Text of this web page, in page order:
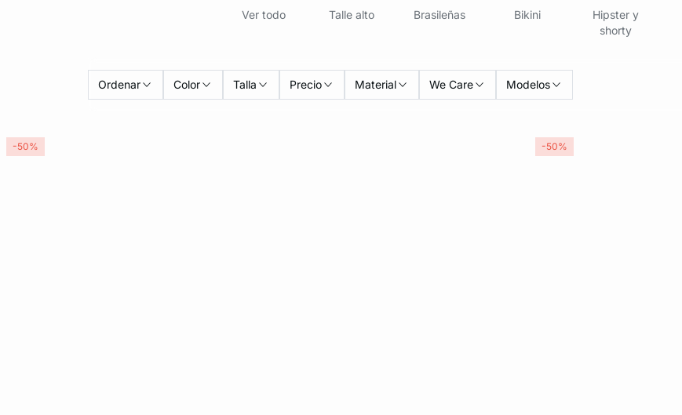
Ver todo Talle alto Brasileñas Bikini
Hipster y
shorty
Ordenar Color Talla Precio Material We Care Modelos
-50% -50%